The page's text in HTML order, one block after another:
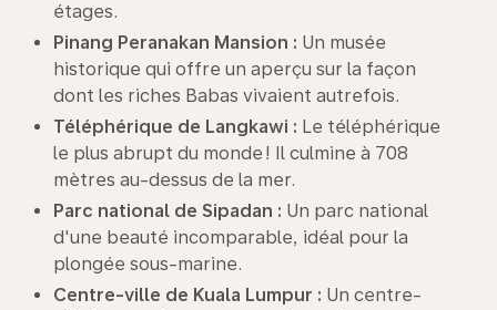
étages.
Pinang Peranakan Mansion : Un musée
historique qui offre un aperçu sur la façon
dont les riches Babas vivaient autrefois.
Téléphérique de Langkawi : Le téléphérique
le plus abrupt du monde ! Il culmine à 708
mètres au-dessus de la mer.
Parc national de Sipadan : Un parc national
d'une beauté incomparable, idéal pour la
plongée sous-marine.
Centre-ville de Kuala Lumpur : Un centre-